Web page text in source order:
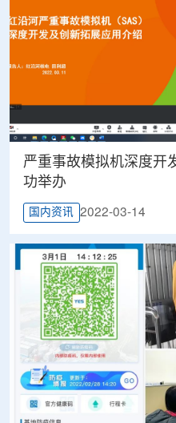
严重事故模拟机深度开
功举办
国内资讯 2022-03-14